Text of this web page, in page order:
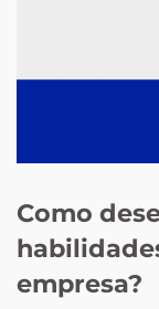
Como
empresa?